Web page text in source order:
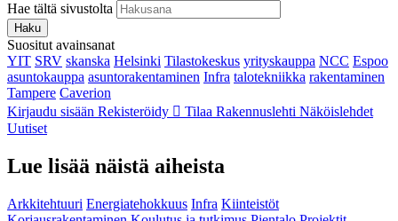
Hae tältä sivustolta
Haku
Suositut avainsanat
YIT SRV skanska Helsinki Tilastokeskus yrityskauppa NCC Espoo
asuntokauppa asuntorakentaminen Infra talotekniikka rakentaminen
Tampere Caverion
Kirjaudu sisään Rekisteröidy Tilaa Rakennuslehti Näköislehdet
Uutiset
Lue lisää näistä aiheista
Arkkitehtuuri Energiatehokkuus Infra Kiinteistöt